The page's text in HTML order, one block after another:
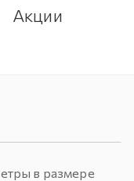
Акции
в размере